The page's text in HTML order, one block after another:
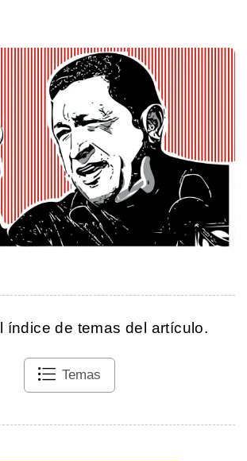
índice de temas del artículo.
Temas